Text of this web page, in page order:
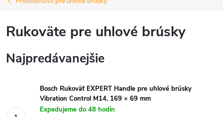
Rukoväte pre uhlové brúsky
Najpredávanejšie
Bosch Rukoväť EXPERT Handle pre uhlové brúsky
Vibration Control M14, 169 × 69 mm
Expedujeme do 48 hodín